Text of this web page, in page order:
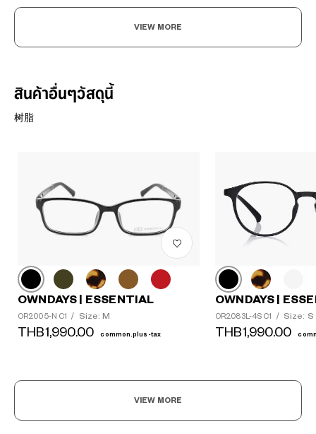
VIEW MORE
สินค้าอื่นๆวัสดุนี้
树脂
OWNDAYS | ESSENTIAL
OR2005-N C1 / Size: M
THB1,990.00 common.plus-tax
OWNDAYS |
OR2083L-4S C1 / Size: S
THB1,990.00
VIEW MORE
?